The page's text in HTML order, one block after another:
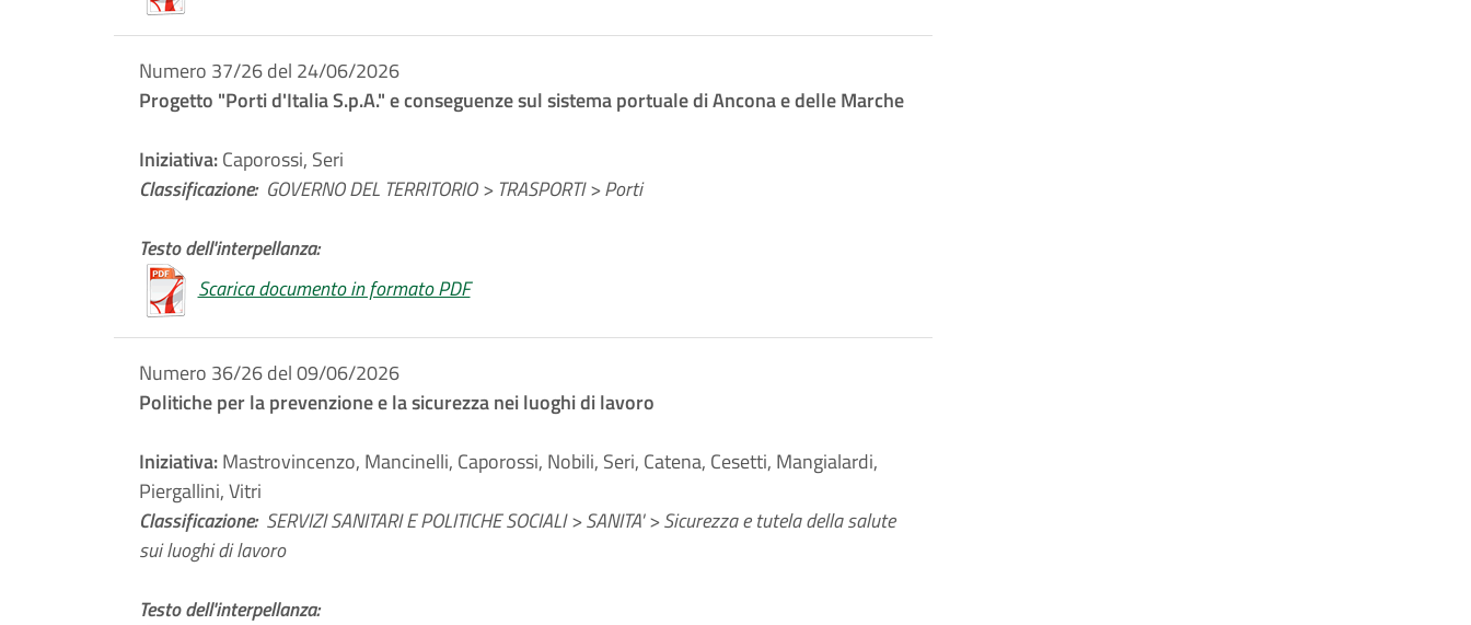
Numero 37/26 del 24/06/2026
Progetto "Porti d'Italia S.p.A." e conseguenze sul sistema portuale di Ancona e delle Marche
Iniziativa:Caporossi, Seri
Classificazione: GOVERNO DEL TERRITORIO > TRASPORTI > Porti
Testo dell'interpellanza:
Scarica documento in formato PDF
Numero 36/26 del 09/06/2026
Politiche per la prevenzione e la sicurezza nei luoghi di lavoro
Iniziativa:Mastrovincenzo, Mancinelli, Caporossi, Nobili, Seri, Catena, Cesetti, Mangialardi,
Piergallini, Vitri
Classificazione: SERVIZI SANITARI E POLITICHE SOCIALI > SANITA' > Sicurezza e tutela della salute
sui luoghi di lavoro
Testo dell'interpellanza: